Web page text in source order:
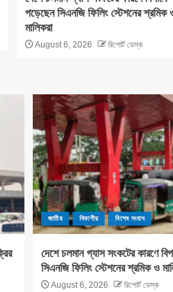
পড়েছেন সিএনজি ফিলিং স্টেশনের শ্রমিক
মালিকরা
August 6, 2026 রিপোর্ট ডেস্ক
জাতীয় বিভাগীয় বিশেষ সংবাদ
দেশে চলমান গ্যাস সংকটের কারণে
সিএনজি ফিলিং স্টেশনের শ্রমিক ও
August 6, 2026 রিপোর্ট ডেস্ক